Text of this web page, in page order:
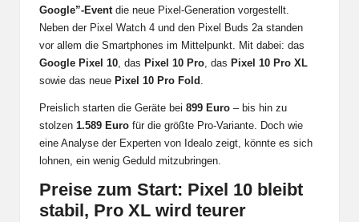
Google”-Eventdie neue Pixel-Generation vorgestellt.
Neben der Pixel Watch 4 und den Pixel Buds 2a standen
vor allem die Smartphones im Mittelpunkt. Mit dabei: das
Google Pixel 10, das Pixel 10 Pro, das Pixel 10 Pro XL
sowie das neue Pixel 10 Pro Fold .
Preislich starten die Geräte bei 899 Euro – bis hin zu
stolzen 1.589 Euro für die größte Pro-Variante. Doch wie
eine Analyse der Experten von Idealo zeigt, könnte es sich
lohnen, ein wenig Geduld mitzubringen.
Preise zum Start: Pixel 10 bleibt
stabil, Pro XL wird teurer